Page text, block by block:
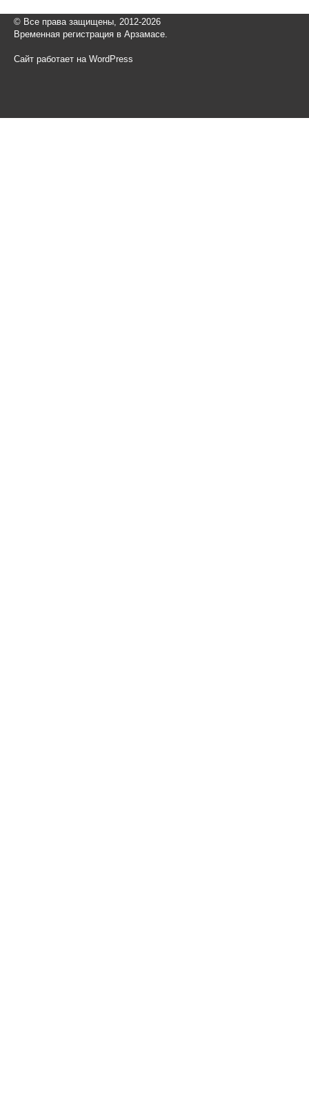
© Все права защищены, 2012-2026
Временная регистрация в Арзамасе.
Сайт работает на WordPress